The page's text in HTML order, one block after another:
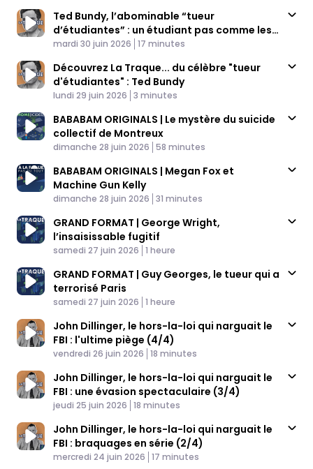
Ted Bundy, l’abominable “tueur
d’étudiantes” : un étudiant pas comme les
autres (1/4)
Published At
mardi 30 juin 2026 Time
17 minutes
Découvrez La Traque... du célèbre "tueur
d'étudiantes" : Ted Bundy
Published At
lundi 29 juin 2026 Time
3 minutes
BABABAM ORIGINALS | Le mystère du suicide
collectif de Montreux
Published At
dimanche 28 juin 2026 Time
58 minutes
BABABAM ORIGINALS | Megan Fox et
Machine Gun Kelly
Published At
dimanche 28 juin 2026 Time
31 minutes
GRAND FORMAT | George Wright,
l’insaisissable fugitif
Published At
samedi 27 juin 2026 Time
1 heure
GRAND FORMAT | Guy Georges, le tueur qui a
terrorisé Paris
Published At
samedi 27 juin 2026 Time
1 heure
John Dillinger, le hors-la-loi qui narguait le
FBI : l'ultime piège (4/4)
Published At
vendredi 26 juin 2026 Time
18 minutes
John Dillinger, le hors-la-loi qui narguait le
FBI : une évasion spectaculaire (3/4)
Published At
jeudi 25 juin 2026 Time
18 minutes
John Dillinger, le hors-la-loi qui narguait le
FBI : braquages en série (2/4)
Published At
mercredi 24 juin 2026 Time
17 minutes